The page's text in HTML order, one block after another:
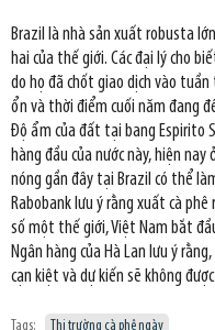
Brazil là nhà sản xuất robusta
hai của thế giới. Các đại lý cho
do họ đã chốt giao dịch vào
ổn và thời điểm cuối năm đang
Độ ẩm của đất tại bang Espirito
hàng đầu của nước này, hiện
nóng gần đây tại Brazil có thể
Rabobank lưu ý rằng xuất cà
số một thế giới, Việt Nam bắt
Ngân hàng của Hà Lan lưu ý
cạn kiệt và dự kiến sẽ không
Tags: Thị trường cà phê ngày